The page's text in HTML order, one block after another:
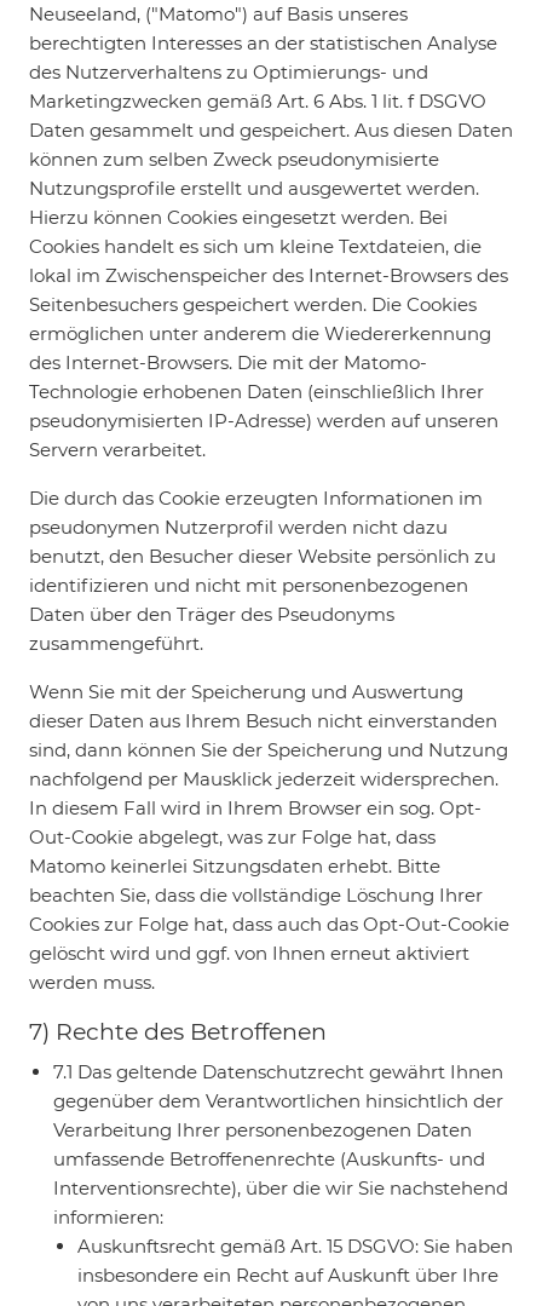
Neuseeland, ("Matomo") auf Basis unseres
berechtigten Interesses an der statistischen Analyse
des Nutzerverhaltens zu Optimierungs- und
Marketingzwecken gemäß Art. 6 Abs. 1 lit. f DSGVO
Daten gesammelt und gespeichert. Aus diesen Daten
können zum selben Zweck pseudonymisierte
Nutzungsprofile erstellt und ausgewertet werden.
Hierzu können Cookies eingesetzt werden. Bei
Cookies handelt es sich um kleine Textdateien, die
lokal im Zwischenspeicher des Internet-Browsers des
Seitenbesuchers gespeichert werden. Die Cookies
ermöglichen unter anderem die Wiedererkennung
des Internet-Browsers. Die mit der Matomo-
Technologie erhobenen Daten (einschließlich Ihrer
pseudonymisierten IP-Adresse) werden auf unseren
Servern verarbeitet.
Die durch das Cookie erzeugten Informationen im
pseudonymen Nutzerprofil werden nicht dazu
benutzt, den Besucher dieser Website persönlich zu
identifizieren und nicht mit personenbezogenen
Daten über den Träger des Pseudonyms
zusammengeführt.
Wenn Sie mit der Speicherung und Auswertung
dieser Daten aus Ihrem Besuch nicht einverstanden
sind, dann können Sie der Speicherung und Nutzung
nachfolgend per Mausklick jederzeit widersprechen.
In diesem Fall wird in Ihrem Browser ein sog. Opt-
Out-Cookie abgelegt, was zur Folge hat, dass
Matomo keinerlei Sitzungsdaten erhebt. Bitte
beachten Sie, dass die vollständige Löschung Ihrer
Cookies zur Folge hat, dass auch das Opt-Out-Cookie
gelöscht wird und ggf. von Ihnen erneut aktiviert
werden muss.
7) Rechte des Betroffenen
7.1 Das geltende Datenschutzrecht gewährt Ihnen
gegenüber dem Verantwortlichen hinsichtlich der
Verarbeitung Ihrer personenbezogenen Daten
umfassende Betroffenenrechte (Auskunfts- und
Interventionsrechte), über die wir Sie nachstehend
informieren:
Auskunftsrecht gemäß Art. 15 DSGVO: Sie haben
insbesondere ein Recht auf Auskunft über Ihre